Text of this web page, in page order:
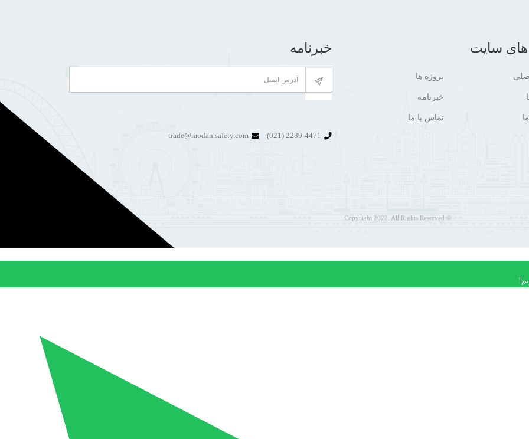
های سایت
پروژه ها
خبرنامه
تماس با ما
خبرنامه
trade@modamsafety.com
© Copyright 2022. All Rights Reserved.